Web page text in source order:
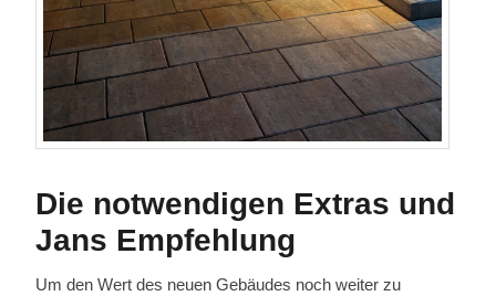
Die notwendigen Extras und
Jans Empfehlung
Um den Wert des neuen Gebäudes noch weiter zu